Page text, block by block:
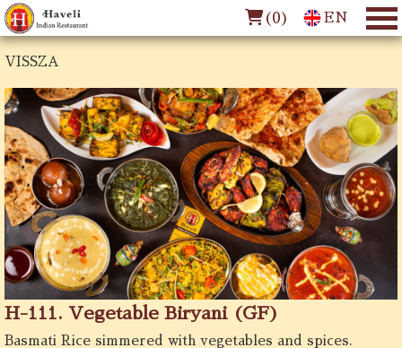
(0) EN
VISSZA
H-111. Vegetable Biryani (GF)
Basmati Rice simmered with vegetables and spices.